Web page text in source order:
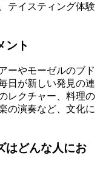
テイスティング体験
ント
ーやモーゼルのブド
日が新しい発見の連
レクチャー、料理の
の演奏など、文化に
はどんな人にお